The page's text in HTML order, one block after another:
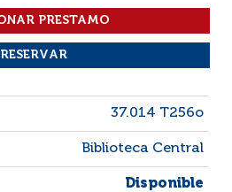
37.014 T256o
Biblioteca Central
Disponible